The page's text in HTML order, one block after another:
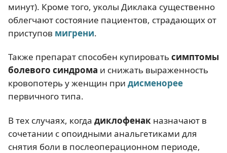
минут). Кроме того, уколы Диклака существенно
облегчают состояние пациентов, страдающих от
приступов мигрени.
Также препарат способен купироватьсимптомы
болевого синдрома и снижать выраженность
кровопотерь у женщин при дисменорее
первичного типа.
В тех случаях, когда диклофенак назначают в
сочетании с опоидными анальгетиками для
снятия боли в послеоперационном периоде,